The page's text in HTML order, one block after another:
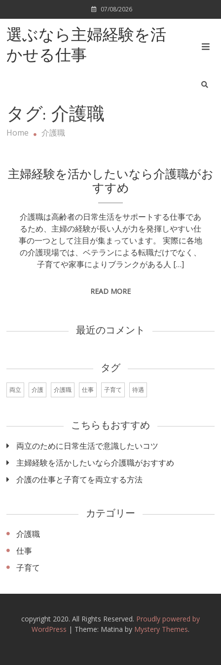
to
content
07/08/2026
選ぶなら主婦経験を活
かせる仕事
タグ: 介護職
Home 介護職
主婦経験を活かしたいなら介護職がお
すすめ
介護職は高齢者の日常生活をサポートする仕事であ
るため、主婦の経験が長い人が力を発揮しやすい仕
事の一つとして注目が集まっています。 実際に各地
の介護現場では、ベテランによる転職だけでなく、
子育てや家事によりブランクがある人 […]
READ MORE
最近のコメント
タグ
両立 介護 介護職 仕事 子育て 待遇
こちらもおすすめ
両立のために日常生活で意識したいコツ
主婦経験を活かしたいなら介護職がおすすめ
介護の仕事と子育てを両立する方法
カテゴリー
介護職
仕事
子育て
copyright 2020. All Rights Reserved. Proudly powered by
WordPress | Theme: Matina by Mystery Themes.